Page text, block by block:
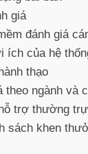
giá
đánh giá
ích của hệ
thạo
theo ngành và
trợ thường
sách khen